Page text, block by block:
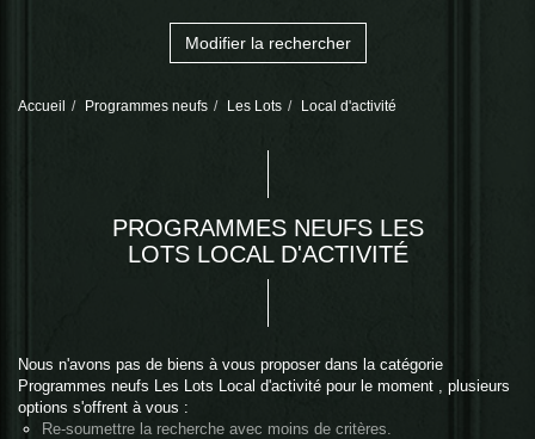
Modifier la rechercher
Accueil Programmes neufs Les Lots Local d'activité
PROGRAMMES NEUFS LES
LOTS LOCAL D'ACTIVITÉ
Nous n'avons pas de biens à vous proposer dans la catégorie
Programmes neufs Les Lots Local d'activité pour le moment , plusieurs
options s'offrent à vous :
Re-soumettre la recherche avec moins de critères.